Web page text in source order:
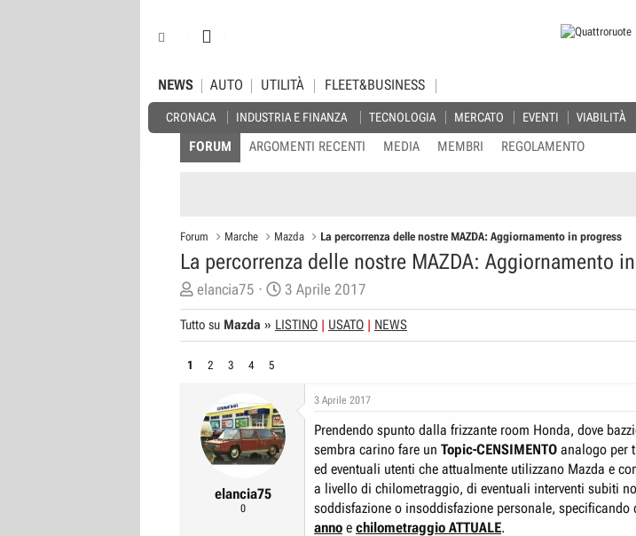
NEWS
CRONACA INDUSTRIA E FINANZA TECNOLOGIA MERCATO EVENTI VIABILITÀ
AUTO UTILITÀ FLEET&BUSINESS
FORUM ARGOMENTI RECENTI MEDIA MEMBRI REGOLAMENTO
Forum Marche Mazda La percorrenza delle nostre MAZDA: Aggiornamento in progress
La percorrenza delle nostre MAZDA: Aggiornamento
C
r
e
e
D
elancia75
D
a
t
n
3 Aprile 2017
Tutto su Mazda » LISTINO USATO NEWS
1 2 3 4 5
elancia75
0
3 Aprile 2017
Prendendo spunto dalla frizzante room Honda, dove
sembra carino fare un Topic-CENSIMENTO analogo per
ed eventuali utenti che attualmente utilizzano Mazda e
a livello di chilometraggio, di eventuali interventi subiti
soddisfazione o insoddisfazione personale, specificando
anno e chilometraggio ATTUALE.